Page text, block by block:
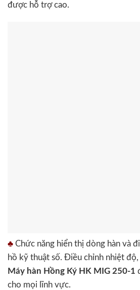
được hỗ trợ cao.
♣ Chức năng hiển thị dòng hàn và
hồ kỹ thuật số. Điều chỉnh nhiệt
Máy hàn Hồng Ký HK MIG 250-1
cho mọi lĩnh vực.